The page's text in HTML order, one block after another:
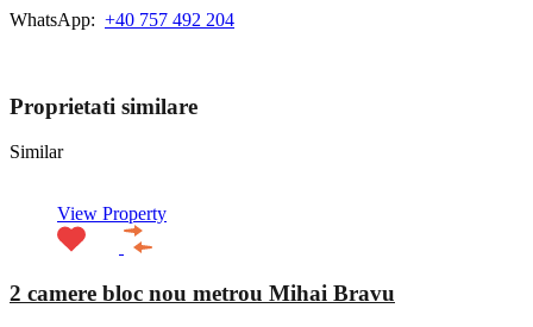
WhatsApp: +40 757 492 204
Proprietati similare
Similar
View Property
2 camere bloc nou metrou Mihai Bravu